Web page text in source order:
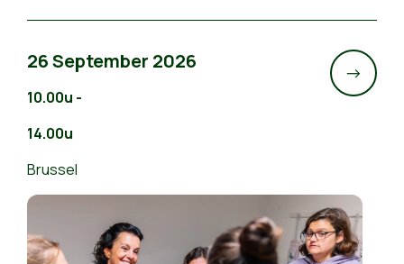
26 September 2026
10.00u -
14.00u
Brussel
->